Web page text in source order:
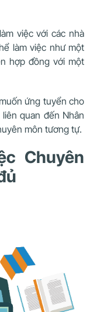
việc với các nhà
làm việc như một
hợp đồng với một
ứng tuyển cho
quan đến Nhân
môn tương tự.
Chuyên